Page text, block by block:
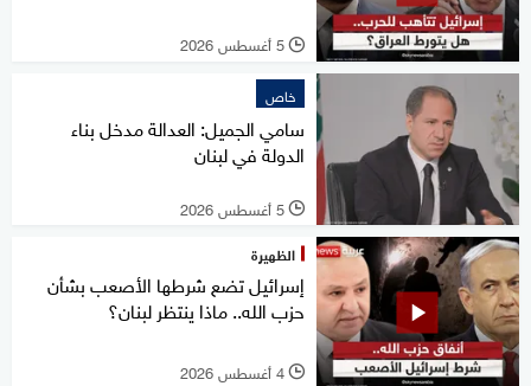
l 5 أغسطس 2026
خاص
سامي الجميل: العدالة مدخل بناء
الدولة في لبنان
l 5 أغسطس 2026
الظهيرة
إسرائيل تضع شرطها الأصعب بشأن
حزب الله.. ماذا ينتظر لبنان؟
l 4 أغسطس 2026